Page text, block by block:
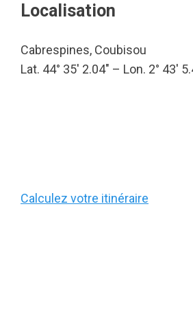
Localisation
Cabrespines, Coubisou
Lat. 44° 35′ 2.04″ – Lon. 2° 43′
Calculez votre itinéraire